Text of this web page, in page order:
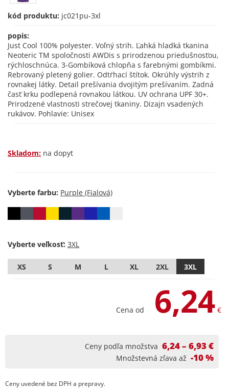
kód produktu: jc021pu-3xl
popis:
Just Cool 100% polyester. Voľný strih. Ľahká hladká tkanina
Neoteric TM spoločnosti AWDis s prirodzenou priedušnosťou,
rýchloschnúca. 3-Gombíková chlopňa s farebnými gombíkmi.
Rebrovaný pletený golier. Odtŕhací štítok. Okrúhly výstrih z
rovnakej látky. Detail prešívania dvojitým prešívaním. Zadná
časť krku podlepená rovnakou látkou. UV ochrana UPF 30+.
Prirodzené vlastnosti strečovej tkaniny. Dizajn vsadených
rukávov. Pohlavie: Unisex
Skladom: na dopyt
Vyberte farbu:
Vyberte veľkosť:
XS S M L XL 2XL 3XL
Cena od 6,24 €
Ceny podľa množstva 6,24 – 6,93 €
Množstevná zľava až -10 %
Ceny uvedené bez DPH a prepravy.